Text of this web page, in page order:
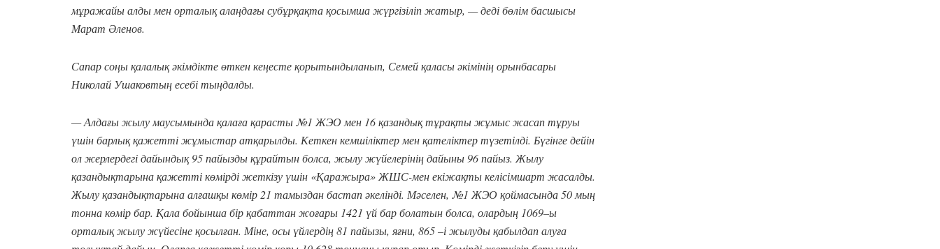
мұражайы алды мен орталық алаңдағы субұрқақта қосымша жүргізіліп жатыр, — деді бөлім басшысы
Марат Әленов.
Сапар соңы қалалық әкімдікте өткен кеңесте қорытындыланып, Семей қаласы әкімінің орынбасары
Николай Ушаковтың есебі тыңдалды.
— Алдағы жылу маусымында қалаға қарасты №1 ЖЭО мен 16 қазандық тұрақты жұмыс жасап тұруы
үшін барлық қажетті жұмыстар атқарылды. Кеткен кемшіліктер мен қателіктер түзетілді. Бүгінге дейін
ол жерлердегі дайындық 95 пайызды құрайтын болса, жылу жүйелерінің дайыны 96 пайыз. Жылу
қазандықтарына қажетті көмірді жеткізу үшін «Қаражыра» ЖШС-мен екіжақты келісімшарт жасалды.
Жылу қазандықтарына алғашқы көмір 21 тамыздан бастап әкелінді. Мәселен, №1 ЖЭО қоймасында 50 мың
тонна көмір бар. Қала бойынша бір қабаттан жоғары 1421 үй бар болатын болса, олардың 1069–ы
орталық жылу жүйесіне қосылған. Міне, осы үйлердің 81 пайызы, яғни, 865 –і жылуды қабылдап алуға